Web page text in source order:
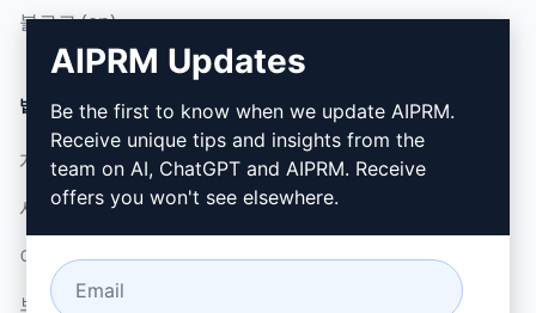
블로그 (en)
법률
개인정보 보호정책 (en)
사용 제한 정책 (en)
이용 약관 (en)
브라우저 확장 약관 (en)
다운로드
설치 방법
Google 크롬
Microsoft Edge
AIPRM Updates
Be the first to know when we update AIPRM.
Receive unique tips and insights from the
team on AI, ChatGPT and AIPRM. Receive
offers you won't see elsewhere.